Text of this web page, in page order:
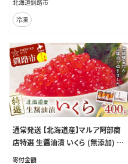
北海道釧路市
冷凍
通常発送 【北海道産】マルア阿部商
店特選 生醤油漬 いくら (無添加) 瓶
200g×2 いくら丼 ちらし寿司 軍艦
寄付金額